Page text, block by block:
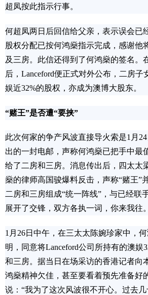
超凤按此指示行事。
何超凤两日后回信给父亲，表示误会已
股权分配已按何鸿燊指示完成，感谢他
及三房。此信还得到了何鸿燊的签名。
后，Lanceford便正式对外公布，二房子
娱近32%的股权，亦成为澳博大股东。
“赌王”是否遭“要挟”
此次何家的争产风波直接导火索是1月
出的一封电邮，声称何鸿燊已把手中最
给了二房和三房。消息传出后，四太太
燊的律师高国骏爆料反击，声称“赌王”
二房和三房组成“统一阵线”，与已经联
展开了交锋，双方各执一词，你来我往。
1月26日中午，在三太太陈婉珍家中，
明，同意将Lanceford公司所持有的澳娱
和三房。据当日在场采访的香港记者向
鸿燊精神欠佳，甚至要看着预先准备好
说：“我为了这次风波很不开心。过去